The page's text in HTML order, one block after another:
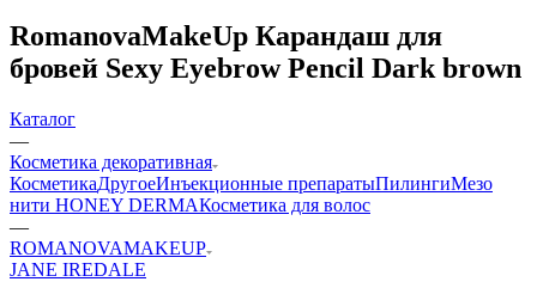
RomanovaMakeUp Карандаш для
бровей Sexy Eyebrow Pencil Dark brown
Каталог
—
Косметика декоративная
КосметикаДругоеИнъекционные препаратыПилингиМезо
нити HONEY DERMAКосметика для волос
—
ROMANOVAMAKEUP
JANE IREDALE